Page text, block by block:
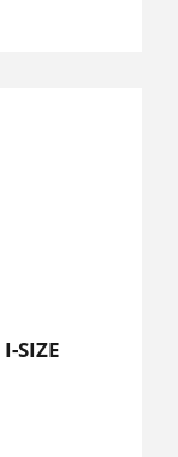
SIZE